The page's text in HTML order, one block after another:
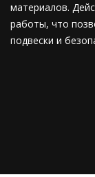
материалов.
работы, что
подвески и